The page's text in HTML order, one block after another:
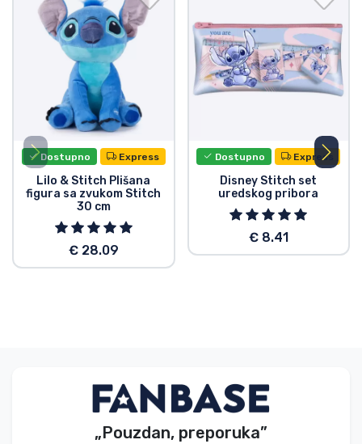
Dostupno Express
Lilo & Stitch Plišana
figura sa zvukom Stitch
30 cm
€ 28.09
Dostupno Express
Disney Stitch set
uredskog pribora
€ 8.41
„Pouzdan, preporuka”